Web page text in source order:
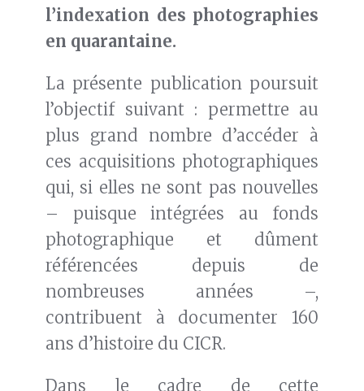
l’indexation des photographies
en quarantaine.
La présente publication poursuit
l’objectif suivant : permettre au
plus grand nombre d’accéder à
ces acquisitions photographiques
qui, si elles ne sont pas nouvelles
– puisque intégrées au fonds
photographique et dûment
référencées depuis de
nombreuses années –,
contribuent à documenter 160
ans d’histoire du CICR.
Dans le cadre de cette